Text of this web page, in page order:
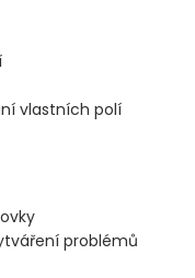
vlastních polí
problémů